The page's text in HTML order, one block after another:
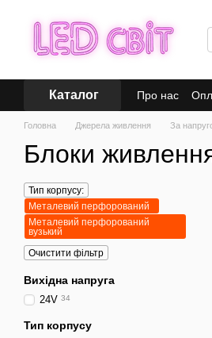
Каталог Про нас
Головна Джерела живлення За
Блоки
Тип корпусу:
Металевий перфорований
Металевий перфорований
вузький
Очистити фільтр
Вихідна напруга
24V 34
Тип корпусу